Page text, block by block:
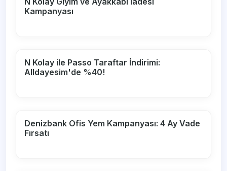
Kampanyası
N Kolay ile Passo Taraftar İndirimi:
Alldayesim'de %40!
Denizbank Ofis Yem Kampanyası: 4 Ay Vade
Fırsatı